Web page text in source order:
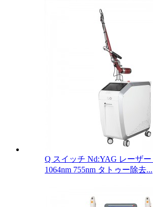
Q スイッチ Nd:YAG レーザー
1064nm 755nm タトゥー除去...